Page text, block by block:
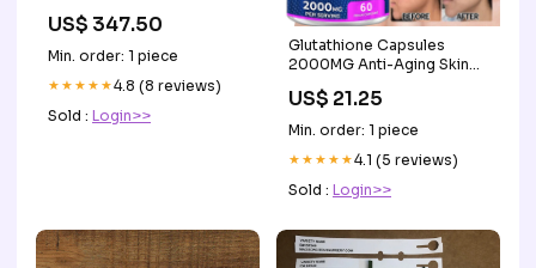
US$ 347.50
Min. order: 1 piece
★★★★★4.8 (8 reviews)
Sold : Login>>
Glutathione Capsules
2000MG Anti-Aging Skin
Softgels
US$ 21.25
Min. order: 1 piece
★★★★★4.1 (5 reviews)
Sold : Login>>